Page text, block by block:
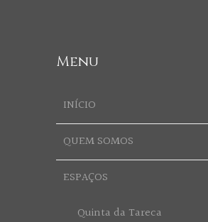
Menu
INÍCIO
QUEM SOMOS
ESPAÇOS
Quinta da Tareca